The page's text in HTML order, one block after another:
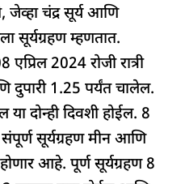
जेव्हा चंद्र सूर्य आणि
सूर्यग्रहण म्हणतात.
एप्रिल 2024 रोजी रात्री
1.25 पर्यंत चालेल.
या दोन्ही दिवशी होईल. 8
संपूर्ण सूर्यग्रहण मीन आणि
होणार आहे. पूर्ण सूर्यग्रहण 8